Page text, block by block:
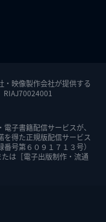
・映像製作会社が提供する
RIAJ70024001
子書籍配信サービスが、
得た正規版配信サービス
号第６０９１７１３号）
は［電子出版制作・流通